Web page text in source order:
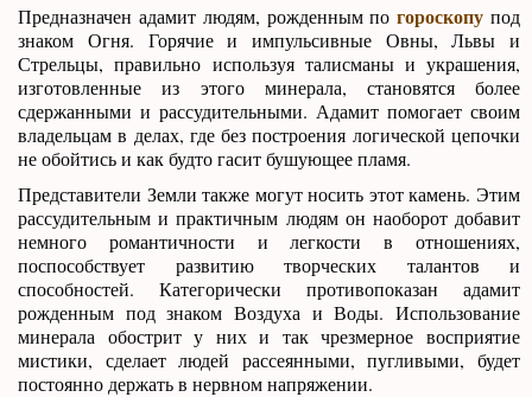
Предназначен адамит людям, рожденным погороскопу под
знаком Огня. Горячие и импульсивные Овны, Львы и
Стрельцы, правильно используя талисманы и украшения,
изготовленные из этого минерала, становятся более
сдержанными и рассудительными. Адамит помогает своим
владельцам в делах, где без построения логической цепочки
не обойтись и как будто гасит бушующее пламя.
Представители Земли также могут носить этот камень. Этим
рассудительным и практичным людям он наоборот добавит
немного романтичности и легкости в отношениях,
поспособствует развитию творческих талантов и
способностей. Категорически противопоказан адамит
рожденным под знаком Воздуха и Воды. Использование
минерала обострит у них и так чрезмерное восприятие
мистики, сделает людей рассеянными, пугливыми, будет
постоянно держать в нервном напряжении.